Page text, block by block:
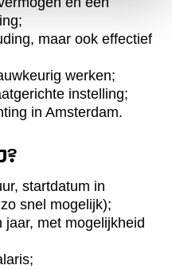
maar ook effectief
werken;
instelling;
in Amsterdam.
startdatum in
snel mogelijk);
met mogelijkheid